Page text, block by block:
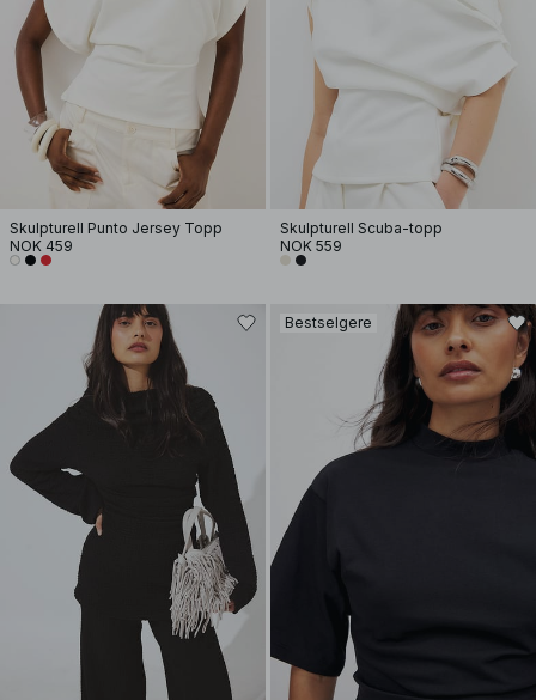
Skulpturell Punto Jersey Topp
NOK 459
Skulpturell Scuba-topp
NOK 559
Bestselgere